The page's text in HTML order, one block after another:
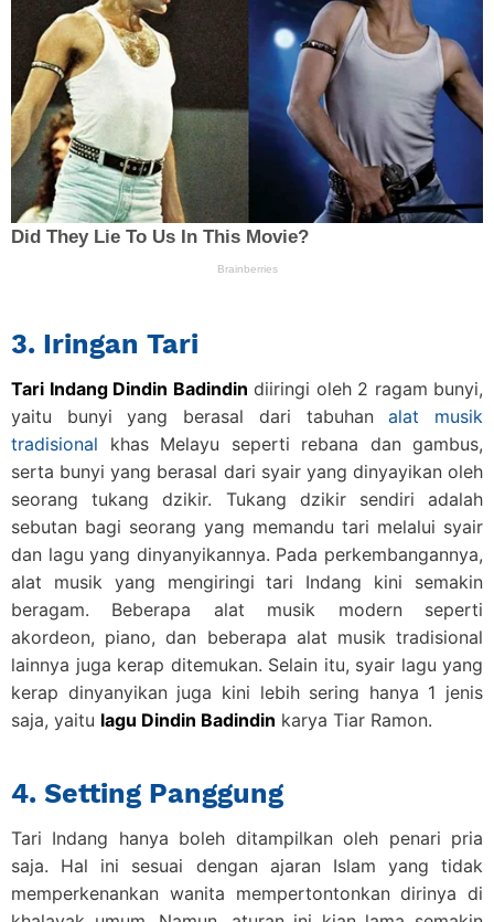
3. Iringan Tari
Tari Indang Dindin Badindin diiringi oleh 2 ragam bunyi,
yaitu bunyi yang berasal dari tabuhanalat musik
tradisional khas Melayu seperti rebana dan gambus,
serta bunyi yang berasal dari syair yang dinyayikan oleh
seorang tukang dzikir. Tukang dzikir sendiri adalah
sebutan bagi seorang yang memandu tari melalui syair
dan lagu yang dinyanyikannya. Pada perkembangannya,
alat musik yang mengiringi tari Indang kini semakin
beragam. Beberapa alat musik modern seperti
akordeon, piano, dan beberapa alat musik tradisional
lainnya juga kerap ditemukan. Selain itu, syair lagu yang
kerap dinyanyikan juga kini lebih sering hanya 1 jenis
saja, yaitu lagu Dindin Badindin karya Tiar Ramon.
4. Setting Panggung
Tari Indang hanya boleh ditampilkan oleh penari pria
saja. Hal ini sesuai dengan ajaran Islam yang tidak
memperkenankan wanita mempertontonkan dirinya di